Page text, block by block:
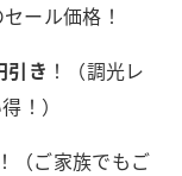
ール価格！
引き ！（調光レ
！）
！（ご家族でもご